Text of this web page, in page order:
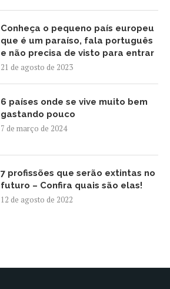
Conheça o pequeno país europeu
que é um paraíso, fala português
e não precisa de visto para entrar
21 de agosto de 2023
6 países onde se vive muito bem
gastando pouco
7 de março de 2024
7 profissões que serão extintas no
futuro – Confira quais são elas!
12 de agosto de 2022